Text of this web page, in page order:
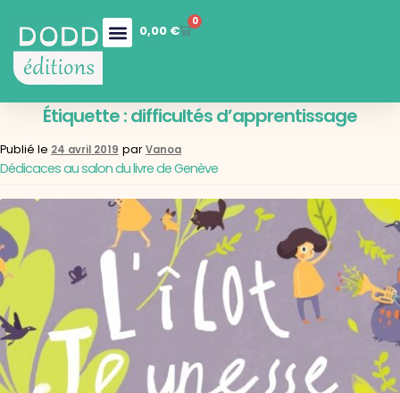
0,00 €
0
Étiquette :difficultés d’apprentissage
Publié le 24 avril 2019 parVanoa
Dédicaces au salon du livre de Genève